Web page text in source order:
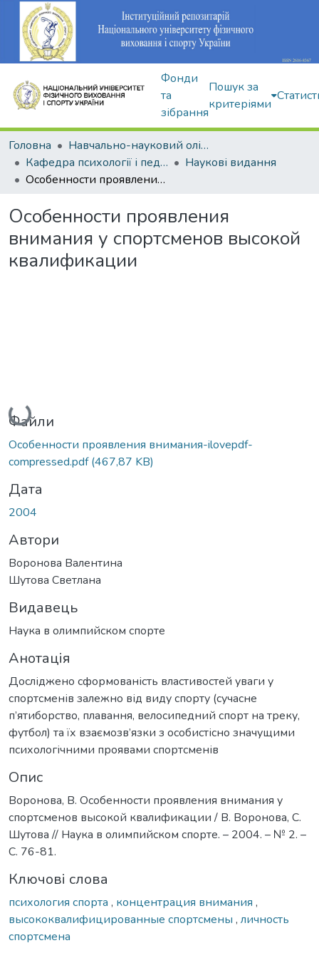
Фонди
та
зібрання
Пошук за
критеріями
Головна
Навчально-науковий олімпійський інститут
Кафедра психології і педагогіки
Наукові видання
Особенности проявления внимания у спортсменов высокой квалификации
Особенности проявления
внимания у спортсменов высокой
квалификации
Вантажиться...
Файли
Особенности проявления внимания-ilovepdf-
compressed.pdf(467,87 KB)
Дата
2004
Автори
Воронова Валентина
Шутова Светлана
Видавець
Наука в олимпийском спорте
Анотація
Досліджено сформованість властивостей уваги у
спортсменів залежно від виду спорту (сучасне
п’ятиборство, плавання, велосипедний спорт на треку,
футбол) та їх взаємозв’язки з особистісно значущими
психологічними проявами спортсменів
Опис
Воронова, В. Особенности проявления внимания у
спортсменов высокой квалификации / В. Воронова, С.
Шутова // Наука в олимпийском спорте. – 2004. – № 2. –
С. 76-81.
Ключові слова
психология спорта , концентрация внимания ,
высококвалифицированные спортсмены , личность
спортсмена